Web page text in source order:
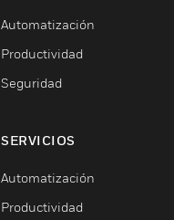
Automatización
Productividad
Seguridad
SERVICIOS
Automatización
Productividad